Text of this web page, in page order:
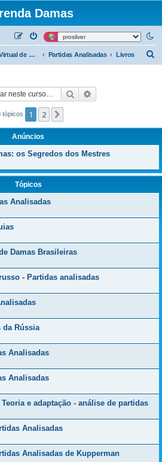
Damas
Academia Virtual de Damas - Mega Base Teórica Partidas Analisadas Livros
r
Pesquisar
tópicos 1 2
Anúncios
os Segredos dos Mestres
Tópicos
Analisadas
Damas Brasileiras
- Partidas analisadas
da Rússia
Analisadas
Analisadas
e adaptação - análise de partidas
Analisadas
Analisadas de Kupperman